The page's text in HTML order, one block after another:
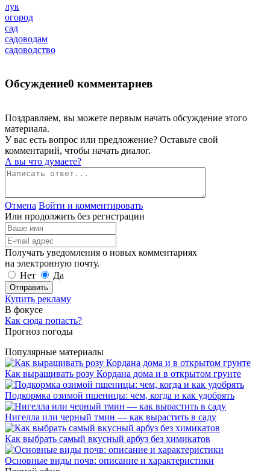
лук
огород
сад
садоводам
садоводство
Обсуждение0 комментариев
Поздравляем, вы можете первым начать обсуждение этого
материала.
У вас есть вопрос или предложение? Оставьте свой
комментарий, чтобы начать диалог.
А вы что думаете?
Отмена Войти и комментировать
Или продолжить без регистрации
Получать уведомления о новых комментариях
на электронную почту.
Нет
Да
Отправить
Купить рекламу
В фокусе
Как сюда попасть?
Прогноз погоды
Популярные материалы
Как выращивать розу Кордана дома и в открытом грунте
Подкормка озимой пшеницы: чем, когда и как удобрять
Нигелла или черный тмин — как вырастить в саду
Как выбрать самый вкусный арбуз без химикатов
Основные виды почв: описание и характеристики